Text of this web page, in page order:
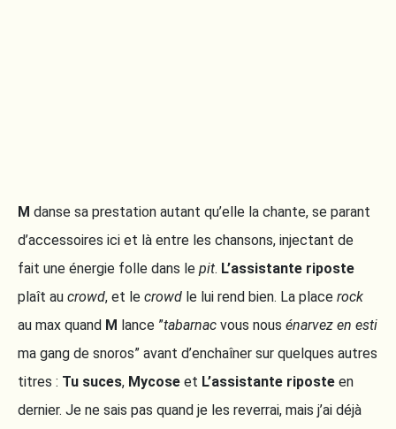
M danse sa prestation autant qu’elle la chante, se parant
d’accessoires ici et là entre les chansons, injectant de
fait une énergie folle dans le pit. L’assistante riposte
plaît au crowd, et le crowd le lui rend bien. La place rock
au max quand M lance ”tabarnac vous nous énarvez en esti
ma gang de snoros” avant d’enchaîner sur quelques autres
titres : Tu suces, Mycose et L’assistante riposte en
dernier. Je ne sais pas quand je les reverrai, mais j’ai déjà